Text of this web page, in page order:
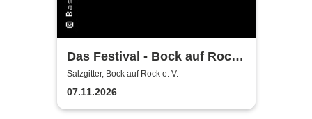
Das Festival - Bock auf Rock
gemeinnütziger e. V.
Salzgitter, Bock auf Rock e. V.
07.11.2026